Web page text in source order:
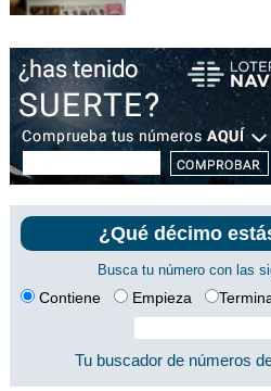
¿Qué décimo
Busca tu número con las
Contiene Empieza
Tu buscador de números